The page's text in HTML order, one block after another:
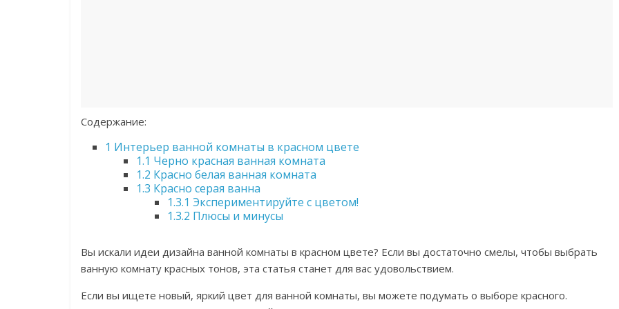
Содержание:
1 Интерьер ванной комнаты в красном цвете
1.1 Черно красная ванная комната
1.2 Красно белая ванная комната
1.3 Красно серая ванна
1.3.1 Экспериментируйте с цветом!
1.3.2 Плюсы и минусы
Вы искали идеи дизайна ванной комнаты в красном цвете? Если вы достаточно смелы, чтобы выбрать
ванную комнату красных тонов, эта статья станет для вас удовольствием.
Если вы ищете новый, яркий цвет для ванной комнаты, вы можете подумать о выборе красного.